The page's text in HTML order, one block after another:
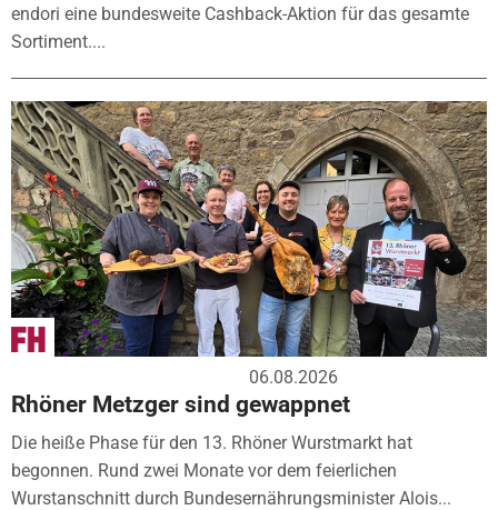
endori eine bundesweite Cashback-Aktion für das gesamte
Sortiment....
06.08.2026
Rhöner Metzger sind gewappnet
Die heiße Phase für den 13. Rhöner Wurstmarkt hat
begonnen. Rund zwei Monate vor dem feierlichen
Wurstanschnitt durch Bundesernährungsminister Alois...